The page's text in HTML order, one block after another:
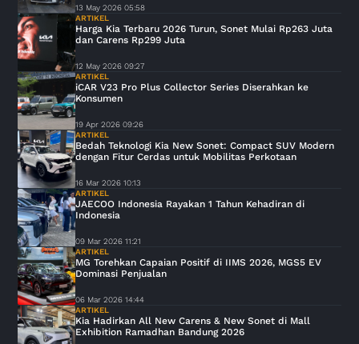
13 May 2026 05:58
ARTIKEL
Harga Kia Terbaru 2026 Turun, Sonet Mulai Rp263 Juta
dan Carens Rp299 Juta
12 May 2026 09:27
ARTIKEL
iCAR V23 Pro Plus Collector Series Diserahkan ke
Konsumen
19 Apr 2026 09:26
ARTIKEL
Bedah Teknologi Kia New Sonet: Compact SUV Modern
dengan Fitur Cerdas untuk Mobilitas Perkotaan
16 Mar 2026 10:13
ARTIKEL
JAECOO Indonesia Rayakan 1 Tahun Kehadiran di
Indonesia
09 Mar 2026 11:21
ARTIKEL
MG Torehkan Capaian Positif di IIMS 2026, MGS5 EV
Dominasi Penjualan
06 Mar 2026 14:44
ARTIKEL
Kia Hadirkan All New Carens & New Sonet di Mall
Exhibition Ramadhan Bandung 2026